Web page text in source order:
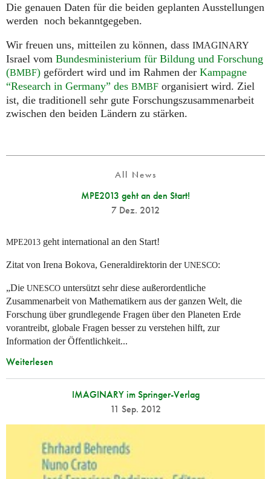
Die genauen Daten für die beiden geplanten Ausstellungen
werden noch bekanntgegeben.
Wir freuen uns, mitteilen zu können, dass IMAGINARY
Israel vom Bundesministerium für Bildung und Forschung
(BMBF) gefördert wird und im Rahmen der Kampagne
“Research in Germany” des BMBF organisiert wird. Ziel
ist, die traditionell sehr gute Forschungszusammenarbeit
zwischen den beiden Ländern zu stärken.
All News
MPE2013 geht an den Start!
7 Dez. 2012
MPE2013 geht international an den Start!
Zitat von Irena Bokova, Generaldirektorin derUNESCO:
„Die UNESCO untersützt sehr diese außerordentliche
Zusammenarbeit von Mathematikern aus der ganzen Welt, die
Forschung über grundlegende Fragen über den Planeten Erde
vorantreibt, globale Fragen besser zu verstehen hilft, zur
Information der Öffentlichkeit...
Weiterlesen
IMAGINARY im Springer-Verlag
11 Sep. 2012